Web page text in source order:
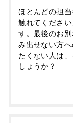
ほとんどの担
触れてくださ
す。最後のお
み出せない方
たくない人は
しょうか？